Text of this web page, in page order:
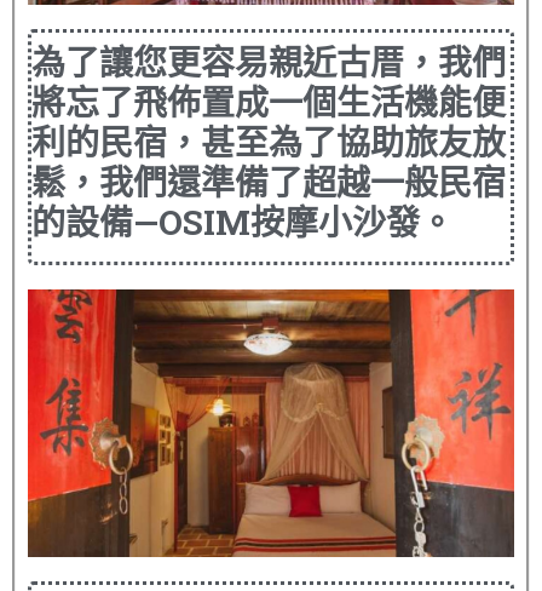
為了讓您更容易親近古厝，我們
將忘了飛佈置成一個生活機能便
利的民宿，甚至為了協助旅友放
鬆，我們還準備了超越一般民宿
的設備—OSIM按摩小沙發。